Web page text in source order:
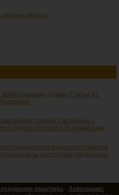
менять
судами Статьи 61
споров, Связанных с
Кодекса Российской Федерации
гражданского кодекса российской
акты российской федерации
квартиры - Завещание: